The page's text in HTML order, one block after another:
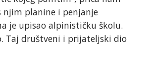
njim planine i penjanje
je upisao alpinističku školu.
Taj društveni i prijateljski dio